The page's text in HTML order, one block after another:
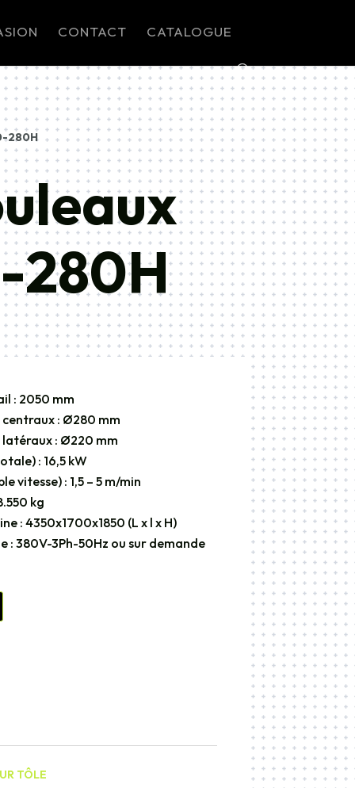
CONTACT CATALOGUE
280H
280H
: 2050 mm
: Ø280 mm
: Ø220 mm
: 16,5 kW
vitesse) : 1,5 – 5 m/min
kg
: 4350x1700x1850 (L x l x H)
380V-3Ph-50Hz ou sur demande
TÔLE